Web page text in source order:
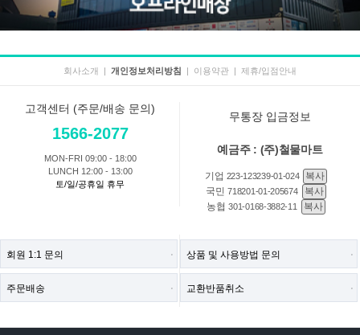
회사소개 | 개인정보처리방침 | 이용약관 | 제휴/입점안내
고객센터 (주문/배송 문의)
1566-2077
MON-FRI 09:00 - 18:00
LUNCH 12:00 - 13:00
토/일/공휴일 휴무
무통장 입금정보
예금주 : (주)철물마트
기업 223-123239-01-024
복사
국민718201-01-205674
복사
농협301-0168-3882-11 복사
회원 1:1 문의
주문배송
상품 및 사용방법 문의
교환반품취소